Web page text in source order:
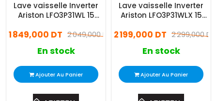
Lave vaisselle Inverter
Ariston LFO3P31WL 15
2 049,000 DT
1 849,000 DT
En stock
Ajouter Au Panier
Lave vaisselle Inverter
Ariston LFO3P31WLX 15
2 299,000 DT
2 199,000 DT
En stock
Ajouter Au Panier